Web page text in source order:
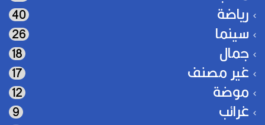
رياضة 40
سينما 26
جمال 18
غير مصنف 17
موضة 12
غرائب 9